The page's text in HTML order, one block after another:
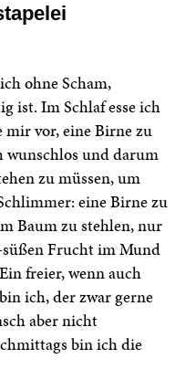
ohne Scham,
ist. Im Schlaf esse ich
mir vor, eine Birne zu
wunschlos und darum
zu müssen, um
eine Birne zu
Baum zu stehlen, nur
Frucht im Mund
freier, wenn auch
ich, der zwar gerne
aber nicht
bin ich die